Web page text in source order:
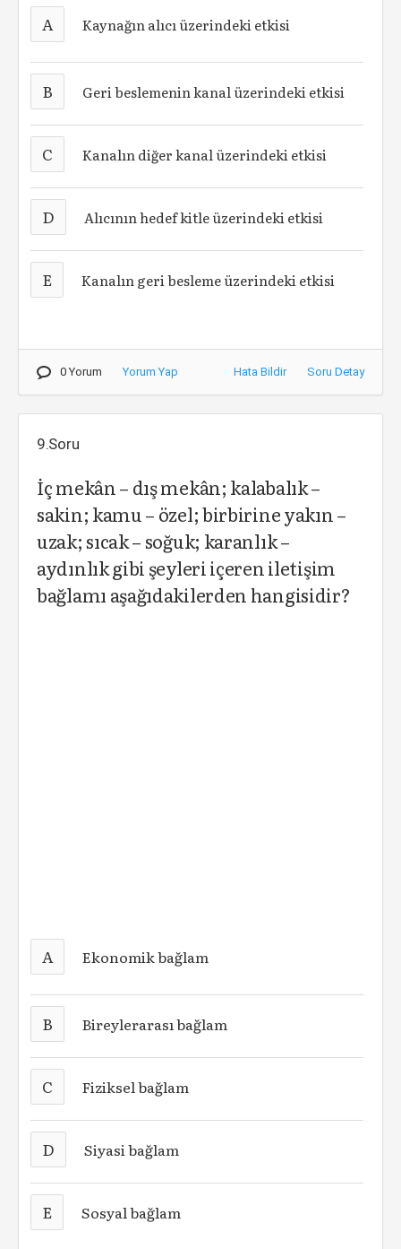
A Kaynağın alıcı üzerindeki etkisi
B Geri beslemenin kanal üzerindeki etkisi
C Kanalın diğer kanal üzerindeki etkisi
D Alıcının hedef kitle üzerindeki etkisi
E Kanalın geri besleme üzerindeki etkisi
0 Yorum Yorum Yap Hata Bildir Soru Detay
9.Soru
İç mekân – dış mekân; kalabalık –
sakin; kamu – özel; birbirine yakın –
uzak; sıcak – soğuk; karanlık –
aydınlık gibi şeyleri içeren iletişim
bağlamı aşağıdakilerden hangisidir?
A Ekonomik bağlam
B Bireylerarası bağlam
C Fiziksel bağlam
D Siyasi bağlam
E Sosyal bağlam